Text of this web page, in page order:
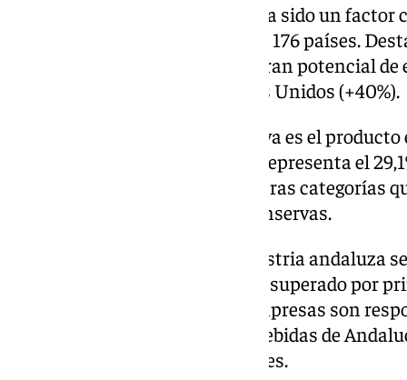
La diversificación de destinos ha sido un factor
productos andaluces llegando a 176 países.
mercados emergentes con un gran potencial
(+113%), China (+35%), y Estados Unidos (+40%).
A nivel sectorial, el aceite de oliva es el
4.570 millones de euros, lo que representa el
39% respecto al año anterior. Otras categorías
incluyen hortalizas, frutas y conservas.
El protagonismo de la agroindustria andaluza
empresas exportadoras, que ha superado por
6,3% más que en 2023. Estas empresas son
exportaciones de alimentos y bebidas de
empresas exportadoras regulares.